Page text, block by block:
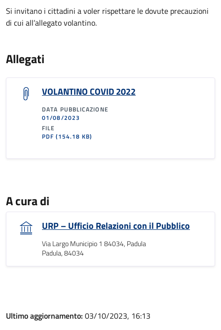
Si invitano i cittadini a voler rispettare le dovute precauzioni
di cui all’allegato volantino.
Allegati
VOLANTINO COVID 2022
DATA PUBBLICAZIONE
01/08/2023
FILE
PDF(154.18 KB)
A cura di
URP – Ufficio Relazioni con il Pubblico
Via Largo Municipio 1 84034, Padula
Padula, 84034
Ultimo aggiornamento: 03/10/2023, 16:13